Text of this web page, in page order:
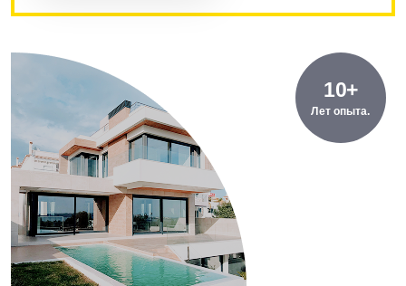
10+
Лет опыта.